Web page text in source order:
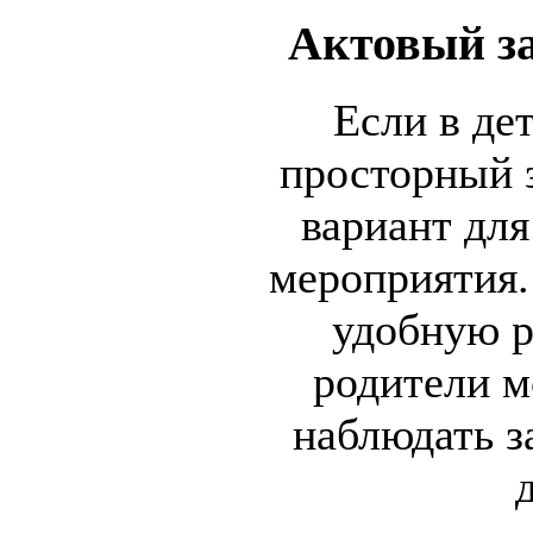
Актовый
Если в
просторный
вариант
удобную
родители
наблюдать